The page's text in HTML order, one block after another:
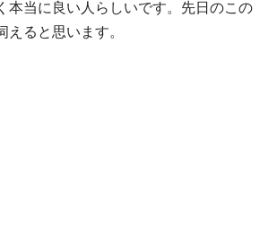
本当に良い人らしいです。先日のこの
えると思います。